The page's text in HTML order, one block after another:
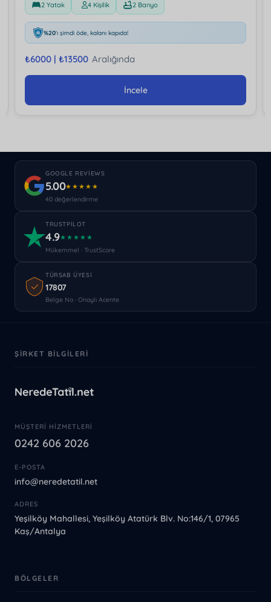
2 Yatak 4 Kişilik 2 Banyo
%20'ı şimdi öde, kalanı kapıda!
₺6000 | ₺13500 Aralığında
İncele
GOOGLE REVIEWS
5.00★★★★★
40 değerlendirme
TRUSTPILOT
4.9★★★★★
Mükemmel · TrustScore
TÜRSAB ÜYESI
17807
Belge No · Onaylı Acente
ŞIRKET BILGILERI
MÜŞTERI HIZMETLERI
0242 606 2026
E-POSTA
info@neredetatil.net
ADRES
Yeşilköy Mahallesi, Yeşilköy Atatürk Blv. No:146/1, 07965
Kaş/Antalya
BÖLGELER